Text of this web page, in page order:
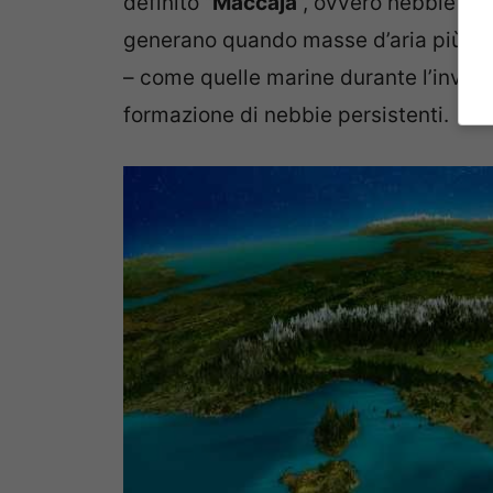
generano quando masse d’aria più
– come quelle marine durante
formazione di nebbie persistenti.